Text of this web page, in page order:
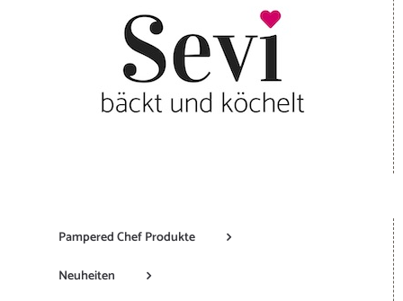
Pampered Chef Produkte
Neuheiten